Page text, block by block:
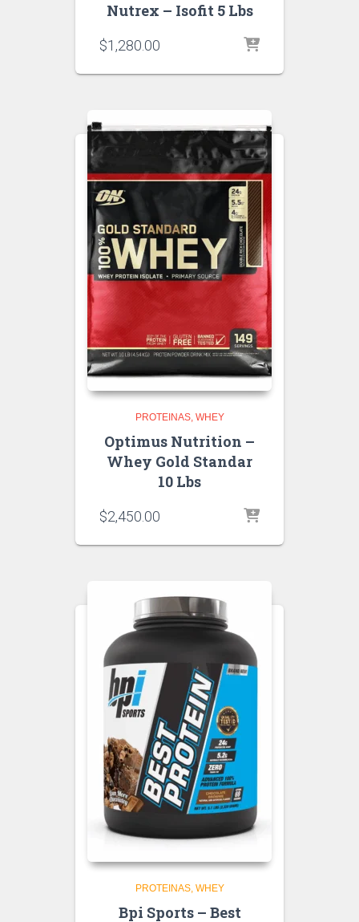
Nutrex – Isofit 5 Lbs
$1,280.00
PROTEINAS WHEY
Optimus Nutrition –
Whey Gold Standar
10 Lbs
$2,450.00
PROTEINAS WHEY
Bpi Sports – Best